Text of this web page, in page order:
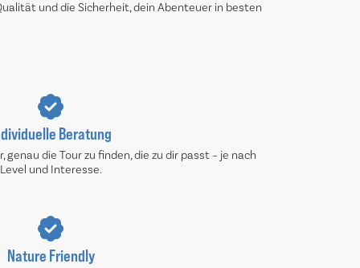
und die Sicherheit, dein Abenteuer in besten
Beratung
die Tour zu finden, die zu dir passt – je nach
Level und Interesse.
Nature Friendly